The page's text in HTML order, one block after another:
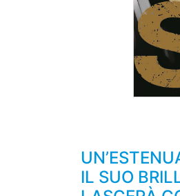
IL SUO